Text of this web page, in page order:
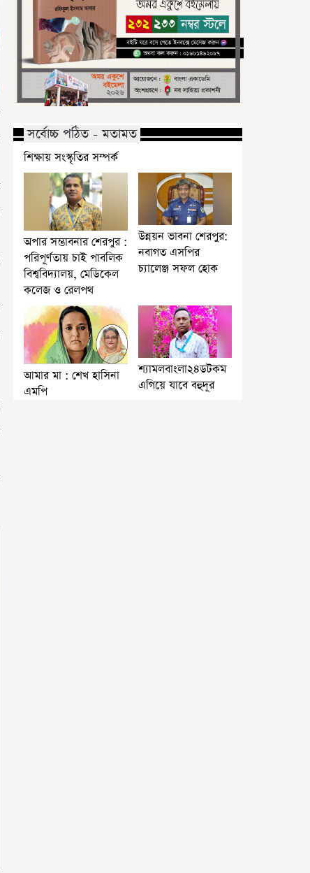
সর্বোচ্চ পঠিত - মতামত
শিক্ষায় সংস্কৃতির সম্পর্ক
অপার সম্ভাবনার শেরপুর :
পরিপূর্ণতায় চাই পাবলিক
বিশ্ববিদ্যালয়, মেডিকেল
কলেজ ও রেলপথ
উন্নয়ন ভাবনা শেরপুর:
নবাগত এসপির
চ্যালেঞ্জ সফল হোক
আমার মা : শেখ হাসিনা
এমপি
শ্যামলবাংলা২৪ডটকম
এগিয়ে যাবে বহুদূর